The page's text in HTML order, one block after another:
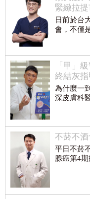
緊緻拉
日前於台
會，不僅
「甲」
終結灰
為什麼一
深皮膚科
不菸不酒
平日不菸
腺癌第4